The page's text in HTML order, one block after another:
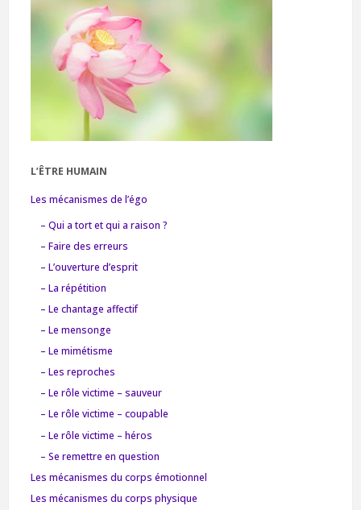
être
mère"
L’ÊTRE HUMAIN
Les mécanismes de l’égo
– Qui a tort et qui a raison ?
– Faire des erreurs
– L’ouverture d’esprit
– La répétition
– Le chantage affectif
– Le mensonge
– Le mimétisme
– Les reproches
– Le rôle victime – sauveur
– Le rôle victime – coupable
– Le rôle victime – héros
– Se remettre en question
Les mécanismes du corps émotionnel
Les mécanismes du corps physique